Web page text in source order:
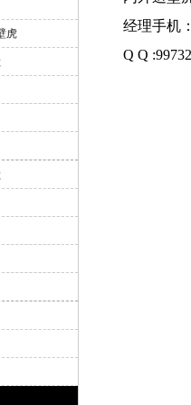
虎
经理手机
Q Q